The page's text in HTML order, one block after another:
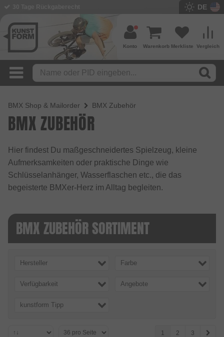
DE
Vergleich
Merkliste
Warenkorb
Konto
BMX Shop & Mailorder BMX Zubehör
BMX ZUBEHÖR
Hier findest Du maßgeschneidertes Spielzeug, kleine
Aufmerksamkeiten oder praktische Dinge wie
Schlüsselanhänger, Wasserflaschen etc., die das
begeisterte BMXer-Herz im Alltag begleiten.
BMX ZUBEHÖR SORTIMENT
Hersteller Farbe
Verfügbarkeit Angebote
kunstform Tipp
1 2 3